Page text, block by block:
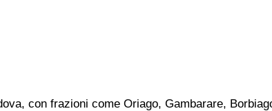
con frazioni come Oriago, Gambarare,